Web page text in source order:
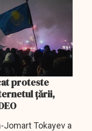
proteste
țării,
Tokayev a